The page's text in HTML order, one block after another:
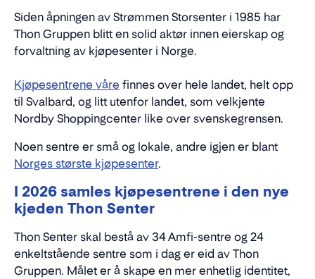
Siden åpningen av Strømmen Storsenter i 1985 har
Thon Gruppen blitt en solid aktør innen eierskap og
forvaltning av kjøpesenter i Norge.
Kjøpesentrene våre finnes over hele landet, helt opp
til Svalbard, og litt utenfor landet, som velkjente
Nordby Shoppingcenter like over svenskegrensen.
Noen sentre er små og lokale, andre igjen er blant
Norges største kjøpesenter.
I 2026 samles kjøpesentrene i den nye
kjeden Thon Senter
Thon Senter skal bestå av 34 Amfi-sentre og 24
enkeltstående sentre som i dag er eid av Thon
Gruppen. Målet er å skape en mer enhetlig identitet,